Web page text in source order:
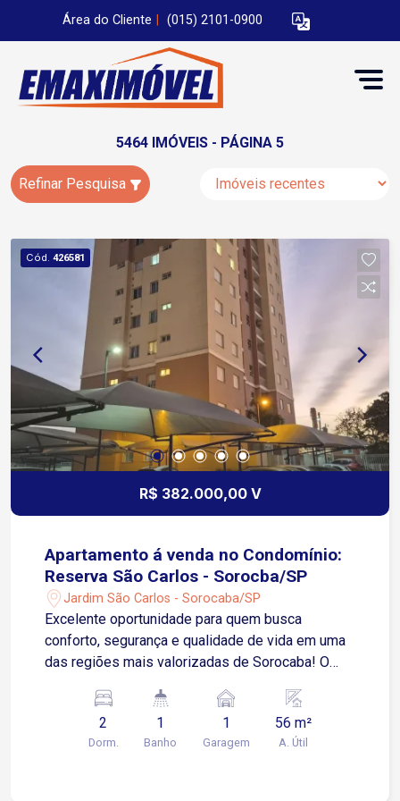
Área do Cliente (015) 2101-0900
5464 IMÓVEIS - PÁGINA 5
Refinar Pesquisa
Cód. 426581
R$ 382.000,00 V
Apartamento á venda no Condomínio:
Reserva São Carlos - Sorocba/SP
Jardim São Carlos - Sorocaba/SP
Excelente oportunidade para quem busca
conforto, segurança e qualidade de vida em uma
das regiões mais valorizadas de Sorocaba! O
distribuídos em: Piso em porcelanato em todos
os ambientes O Condomínio conta com uma
completa infraestrutura de lazer e segurança,
2
Dorm.
1
Banho
1
Garagem
56 m²
A. Útil